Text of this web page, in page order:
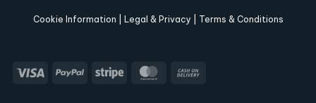
chất liệu
Hãy liên hệ ngay với chúng tôi qua hotline bên
Cookie Information | Legal & Privacy | Terms & Conditions